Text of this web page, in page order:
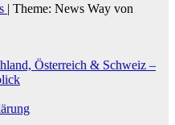
| Theme: News Way von
Österreich & Schweiz –